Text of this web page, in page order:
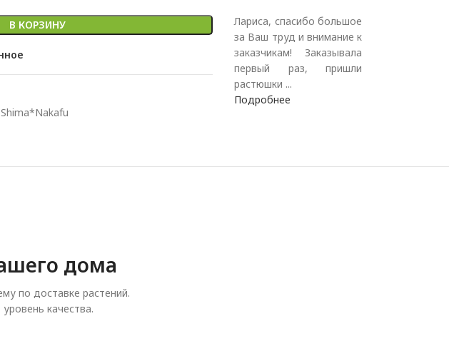
В КОРЗИНУ
Лариса, спасибо большое
за Ваш труд и внимание к
заказчикам! Заказывала
первый раз, пришли
растюшки ...
Подробнее
дома
по доставке растений.
качества.